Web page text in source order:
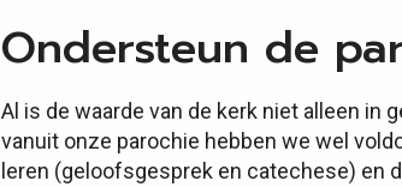
Ondersteun de
Al is de waarde van de kerk niet alleen in
vanuit onze parochie hebben we wel
leren (geloofsgesprek en catechese) en